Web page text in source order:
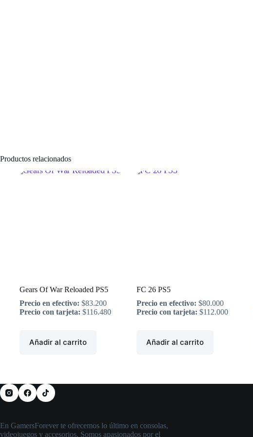
Productos relacionados
Gears Of War Reloaded PS5
Precio en efectivo: $83.200
Precio con tarjeta: $116.480
Añadir al carrito
FC 26 PS5
Precio en efectivo: $80.000
Precio con tarjeta: $112.000
Añadir al carrito
En GamersForever te ofrecemos lo último en consolas,
videojuegos y accesorios. Somos apasionados por el